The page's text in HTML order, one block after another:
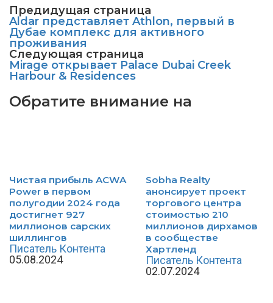
Предидущая страница
Aldar представляет Athlon, первый в
Дубае комплекс для активного
проживания
Следующая страница
Mirage открывает Palace Dubai Creek
Harbour & Residences
Обратите внимание на
Чистая прибыль ACWA
Power в первом
полугодии 2024 года
достигнет 927
миллионов сарских
шиллингов
Писатель Контента
05.08.2024
Sobha Realty
анонсирует проект
торгового центра
стоимостью 210
миллионов дирхамов
в сообществе
Хартленд
Писатель Контента
02.07.2024